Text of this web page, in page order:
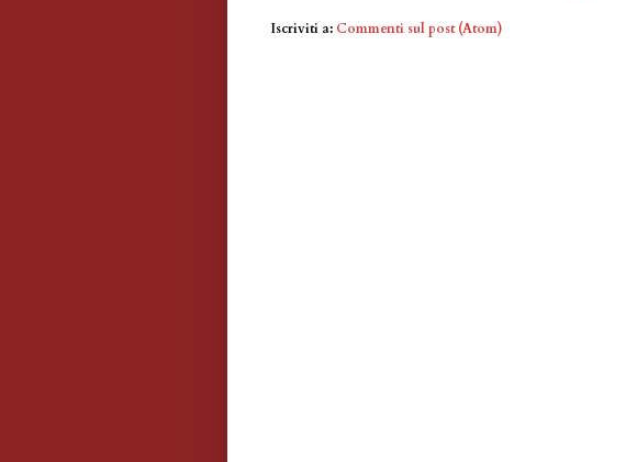
Iscriviti a: Commenti sul post (Atom)